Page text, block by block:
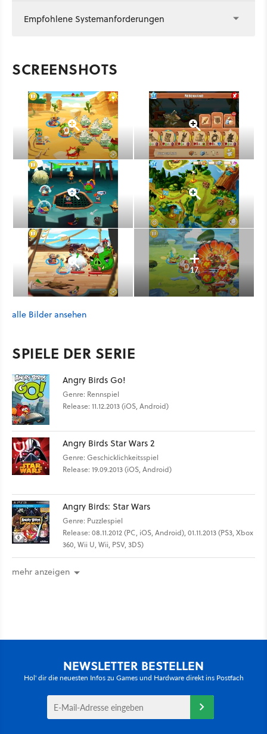
Empfohlene Systemanforderungen
SCREENSHOTS
17
alle Bilder ansehen
SPIELE DER SERIE
Angry Birds Go!
Genre: Rennspiel
Release: 11.12.2013 (iOS, Android)
Angry Birds Star Wars 2
Genre: Geschicklichkeitsspiel
Release: 19.09.2013 (iOS, Android)
Angry Birds: Star Wars
Genre: Puzzlespiel
Release: 08.11.2012 (PC, iOS, Android), 01.11.2013 (PS3, Xbox
360, Wii U, Wii, PSV, 3DS)
mehr anzeigen
NEWSLETTER BESTELLEN
Hol' dir die neuesten Infos zu Games und Hardware direkt ins Postfach